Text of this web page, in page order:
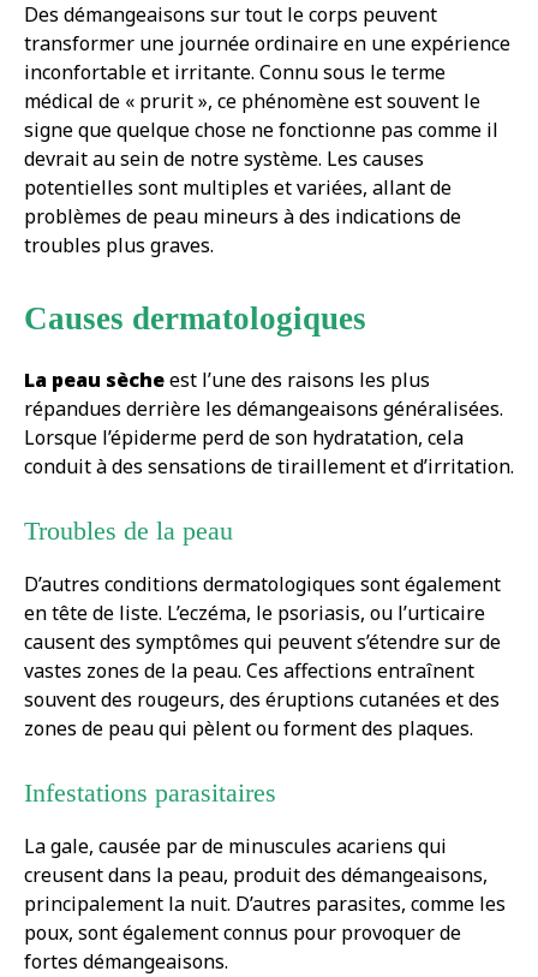
Des démangeaisons sur tout le corps peuvent
transformer une journée ordinaire en une expérience
inconfortable et irritante. Connu sous le terme
médical de « prurit », ce phénomène est souvent le
signe que quelque chose ne fonctionne pas comme il
devrait au sein de notre système. Les causes
potentielles sont multiples et variées, allant de
problèmes de peau mineurs à des indications de
troubles plus graves.
Causes dermatologiques
La peau sècheest l’une des raisons les plus
répandues derrière les démangeaisons généralisées.
Lorsque l’épiderme perd de son hydratation, cela
conduit à des sensations de tiraillement et d’irritation.
Troubles de la peau
D’autres conditions dermatologiques sont également
en tête de liste. L’eczéma, le psoriasis, ou l’urticaire
causent des symptômes qui peuvent s’étendre sur de
vastes zones de la peau. Ces affections entraînent
souvent des rougeurs, des éruptions cutanées et des
zones de peau qui pèlent ou forment des plaques.
Infestations parasitaires
La gale, causée par de minuscules acariens qui
creusent dans la peau, produit des démangeaisons,
principalement la nuit. D’autres parasites, comme les
poux, sont également connus pour provoquer de
fortes démangeaisons.